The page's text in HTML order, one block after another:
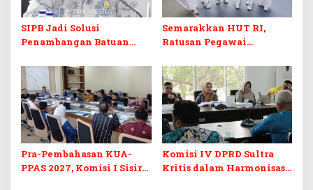
SIPB Jadi Solusi
Penambangan Batuan
di Sultra
Semarakkan HUT RI,
Ratusan Pegawai
Ikuti Lomba Bola Gotong
Pra-Pembahasan KUA-
PPAS 2027, Komisi I Sisir
Komisi IV DPRD Sultra
Kritis dalam Harmonisasi